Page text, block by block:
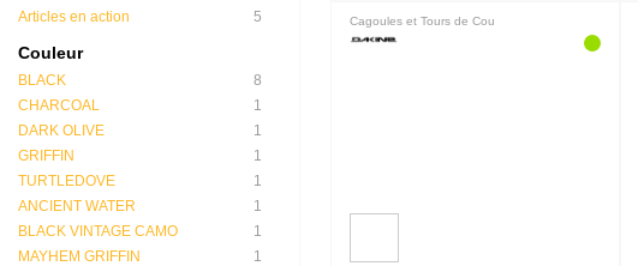
Articles en action 5
Couleur
BLACK
8
CHARCOAL
1
DARK OLIVE
1
GRIFFIN
1
TURTLEDOVE
1
ANCIENT WATER
1
BLACK VINTAGE CAMO
1
MAYHEM GRIFFIN
1
Cagoules et Tours de Cou